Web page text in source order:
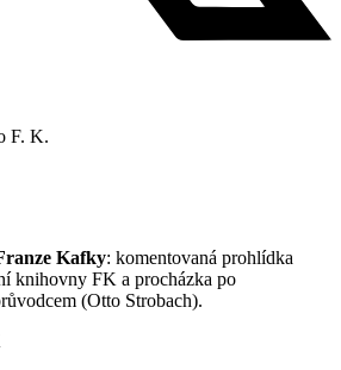
F. K.
Kafky: komentovaná prohlídka
knihovny FK a procházka po
(Otto Strobach).